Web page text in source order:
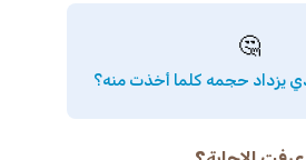
🤔
يزداد حجمه كلما أخذت منه؟